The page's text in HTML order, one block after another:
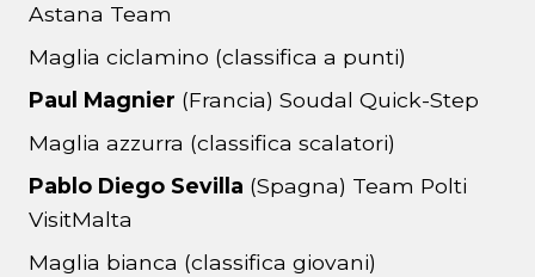
Astana Team
Maglia ciclamino (classifica a punti)
Paul Magnier (Francia) Soudal Quick-Step
Maglia azzurra (classifica scalatori)
Pablo Diego Sevilla (Spagna) Team Polti
VisitMalta
Maglia bianca (classifica giovani)